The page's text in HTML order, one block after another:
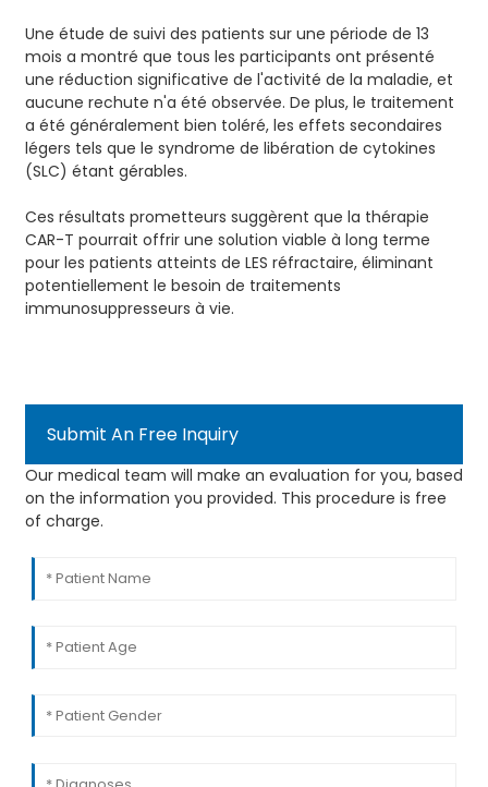
Une étude de suivi des patients sur une période de 13
mois a montré que tous les participants ont présenté
une réduction significative de l'activité de la maladie, et
aucune rechute n'a été observée. De plus, le traitement
a été généralement bien toléré, les effets secondaires
légers tels que le syndrome de libération de cytokines
(SLC) étant gérables.
Ces résultats prometteurs suggèrent que la thérapie
CAR-T pourrait offrir une solution viable à long terme
pour les patients atteints de LES réfractaire, éliminant
potentiellement le besoin de traitements
immunosuppresseurs à vie.
Submit An Free Inquiry
Our medical team will make an evaluation for you, based
on the information you provided. This procedure is free
of charge.